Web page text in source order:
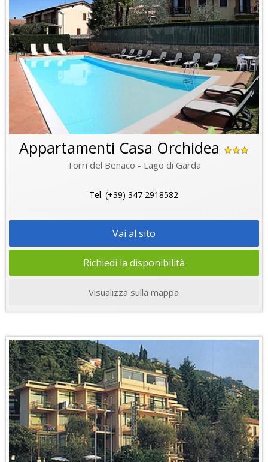
Appartamenti Casa Orchidea
Torri del Benaco - Lago di Garda
Tel. (+39) 347 2918582
Vai al sito
Richiedi la disponibilità
Visualizza sulla mappa